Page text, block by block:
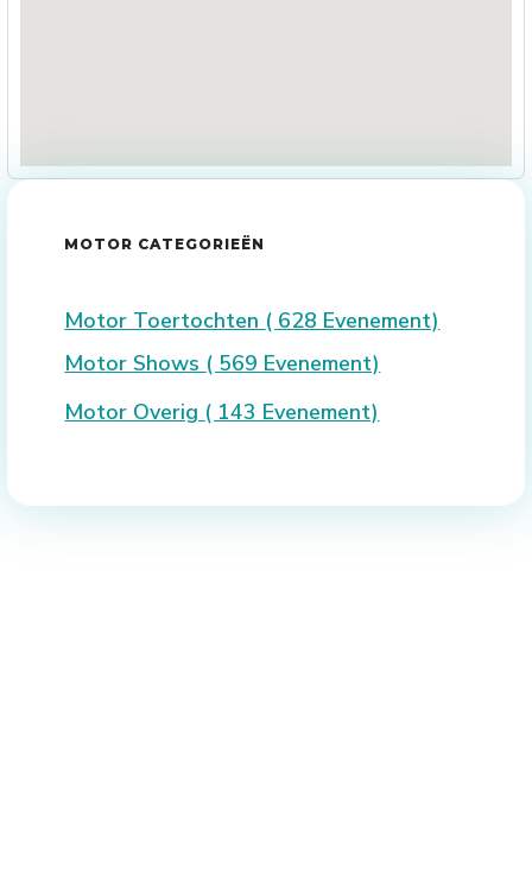
MOTOR CATEGORIEËN
Motor Toertochten ( 628 Evenement)
Motor Shows ( 569 Evenement)
Motor Overig ( 143 Evenement)